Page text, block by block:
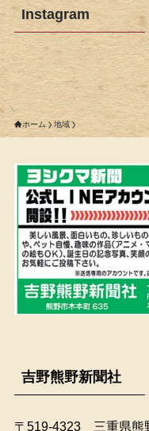
Instagram
ホーム 地域
吉野熊野新聞社
〒519-4323 三重県熊